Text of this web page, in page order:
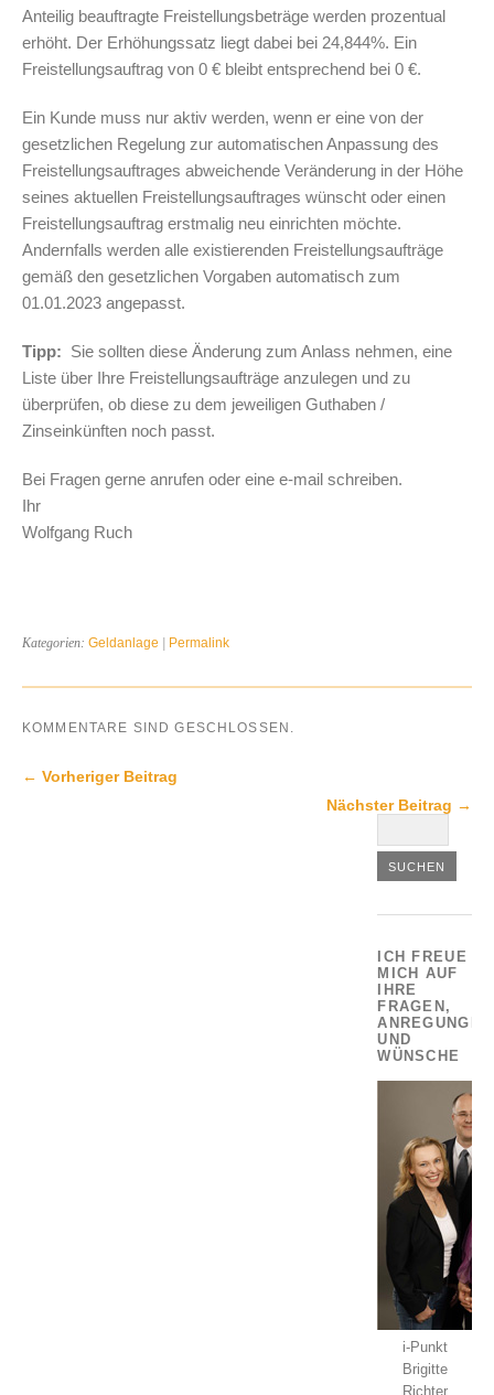
Anteilig beauftragte Freistellungsbeträge werden prozentual
erhöht. Der Erhöhungssatz liegt dabei bei 24,844%. Ein
Freistellungsauftrag von 0 € bleibt entsprechend bei 0 €.
Ein Kunde muss nur aktiv werden, wenn er eine von der
gesetzlichen Regelung zur automatischen Anpassung des
Freistellungsauftrages abweichende Veränderung in der Höhe
seines aktuellen Freistellungsauftrages wünscht oder einen
Freistellungsauftrag erstmalig neu einrichten möchte.
Andernfalls werden alle existierenden Freistellungsaufträge
gemäß den gesetzlichen Vorgaben automatisch zum
01.01.2023 angepasst.
Tipp: Sie sollten diese Änderung zum Anlass nehmen, eine
Liste über Ihre Freistellungsaufträge anzulegen und zu
überprüfen, ob diese zu dem jeweiligen Guthaben /
Zinseinkünften noch passt.
Bei Fragen gerne anrufen oder eine e-mail schreiben.
Ihr
Wolfgang Ruch
Kategorien: Geldanlage | Permalink
KOMMENTARE SIND GESCHLOSSEN.
← Vorheriger Beitrag
Nächster Beitrag →
ICH FREUE
MICH AUF
IHRE
FRAGEN,
ANREGUNGEN
UND
WÜNSCHE
i-Punkt
Brigitte
Richter